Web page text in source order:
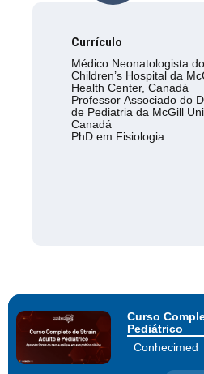
Currículo
Médico Neonatologista
Children’s Hospital da
Health Center, Canadá
Professor Associado do
de Pediatria da McGill
Canadá
PhD em Fisiologia
Curso
Pediátrico
Conhecimed